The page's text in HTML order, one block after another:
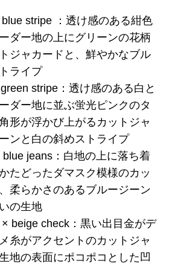
stripe ：透け感のある紺色
ダー地の上にグリーンの花柄
ジャカードと、鮮やかなブル
ライプ
stripe：透け感のある白と
ダー地に並ぶ蛍光ピンクのタ
形が浮かび上がるカットジャ
ンと白の斜めストライプ
jeans：白地の上に落ち着
たどったダマスク模様のカッ
柔らかさのあるブルージーン
の生地
beige check：黒い出目金がデ
糸がアクセントのカットジャ
地の表面にポコポコとした凹